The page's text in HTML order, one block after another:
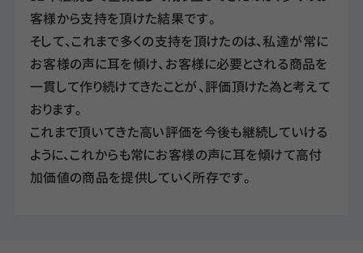
客様から支持を頂けた結果です。
そして、これまで多くの支持を頂けたのは、私達が常に
お客様の声に耳を傾け、お客様に必要とされる商品を
一貫して作り続けてきたことが、評価頂けた為と考えて
おります。
これまで頂いてきた高い評価を今後も継続していける
ように、これからも常にお客様の声に耳を傾けて高付
加価値の商品を提供していく所存です。